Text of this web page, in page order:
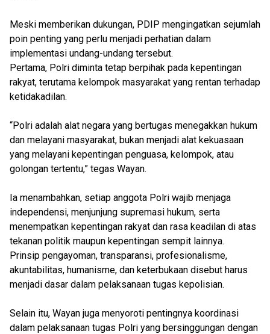
Meski memberikan dukungan, PDIP mengingatkan sejumlah
poin penting yang perlu menjadi perhatian dalam
implementasi undang-undang tersebut.
Pertama, Polri diminta tetap berpihak pada kepentingan
rakyat, terutama kelompok masyarakat yang rentan terhadap
ketidakadilan.
“Polri adalah alat negara yang bertugas menegakkan hukum
dan melayani masyarakat, bukan menjadi alat kekuasaan
yang melayani kepentingan penguasa, kelompok, atau
golongan tertentu,” tegas Wayan.
Ia menambahkan, setiap anggota Polri wajib menjaga
independensi, menjunjung supremasi hukum, serta
menempatkan kepentingan rakyat dan rasa keadilan di atas
tekanan politik maupun kepentingan sempit lainnya.
Prinsip pengayoman, transparansi, profesionalisme,
akuntabilitas, humanisme, dan keterbukaan disebut harus
menjadi dasar dalam pelaksanaan tugas kepolisian.
Selain itu, Wayan juga menyoroti pentingnya koordinasi
dalam pelaksanaan tugas Polri yang bersinggungan dengan